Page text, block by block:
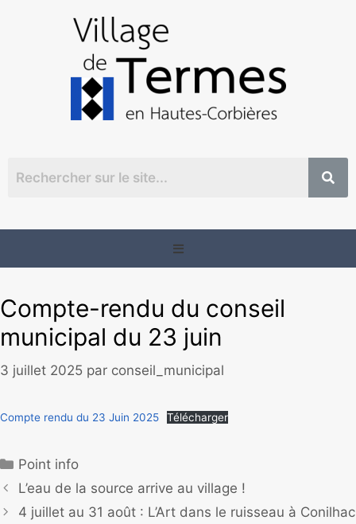
Compte-rendu du conseil
municipal du 23 juin
3 juillet 2025 par conseil_municipal
Compte rendu du 23 Juin 2025 Télécharger
Point info
L’eau de la source arrive au village !
4 juillet au 31 août : L’Art dans le ruisseau à Conilhac